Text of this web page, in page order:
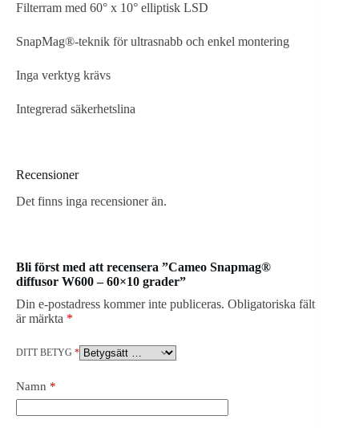
Filterram med 60° x 10° elliptisk LSD
SnapMag®-teknik för ultrasnabb och enkel montering
Inga verktyg krävs
Integrerad säkerhetslina
Recensioner
Det finns inga recensioner än.
Bli först med att recensera ”Cameo Snapmag®
diffusor W600 – 60×10 grader”
Din e-postadress kommer inte publiceras. Obligatoriska fält
är märkta *
DITT BETYG *
Namn *